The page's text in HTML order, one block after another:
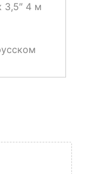
3,5″ 4 м